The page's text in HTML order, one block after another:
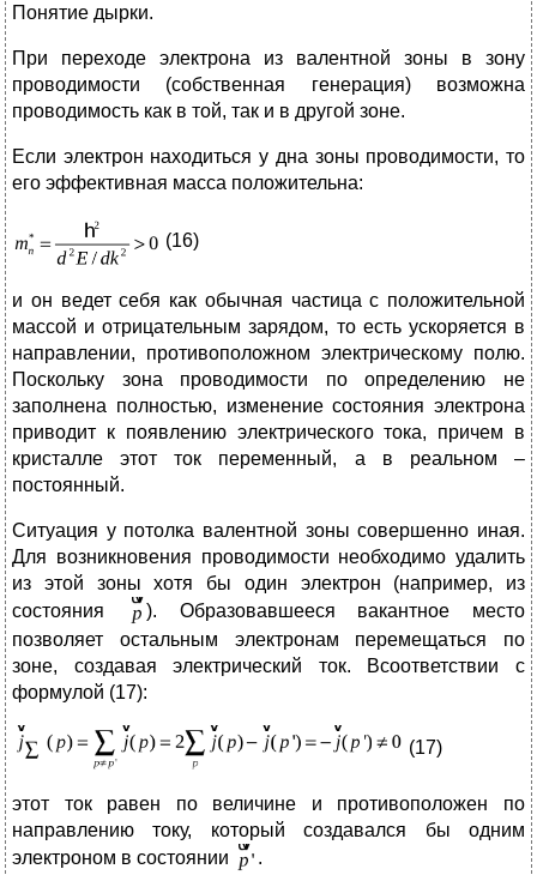
Понятие дырки.
При переходе электрона из валентной зоны в зону
проводимости (собственная генерация) возможна
проводимость как в той, так и в другой зоне.
Если электрон находиться у дна зоны проводимости, то
его эффективная масса положительна:
(16)
и он ведет себя как обычная частица с положительной
массой и отрицательным зарядом, то есть ускоряется в
направлении, противоположном электрическому полю.
Поскольку зона проводимости по определению не
заполнена полностью, изменение состояния электрона
приводит к появлению электрического тока, причем в
кристалле этот ток переменный, а в реальном –
постоянный.
Ситуация у потолка валентной зоны совершенно иная.
Для возникновения проводимости необходимо удалить
из этой зоны хотя бы один электрон (например, из
состояния
). Образовавшееся вакантное место
позволяет остальным электронам перемещаться по
зоне, создавая электрический ток. Всоответствии с
формулой (17):
(17)
этот ток равен по величине и противоположен по
направлению току, который создавался бы одним
электроном в состоянии
.